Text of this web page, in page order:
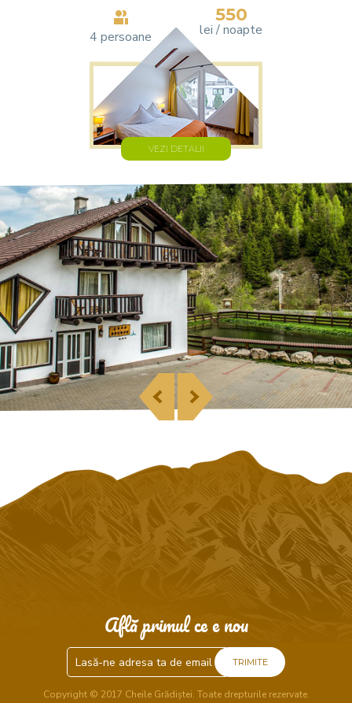
4 persoane
550
lei / noapte
VEZI DETALII
Află primul ce e nou
TRIMITE
Copyright © 2017 Cheile Grădiștei. Toate drepturile rezervate.